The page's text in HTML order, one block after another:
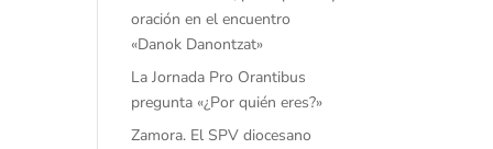
oración en el encuentro
«Danok Danontzat»
La Jornada Pro Orantibus
pregunta «¿Por quién eres?»
Zamora. El SPV diocesano